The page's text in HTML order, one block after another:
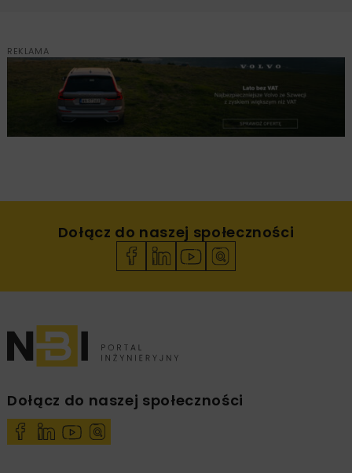
REKLAMA
Dołącz do naszej społeczności
Dołącz do naszej społeczności